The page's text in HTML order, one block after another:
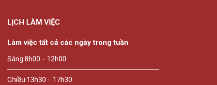
LỊCH LÀM VIỆC
Làm việc tất cả các ngày trong tuần
Sáng:8h00 - 12h00
Chiều:13h30 - 17h30